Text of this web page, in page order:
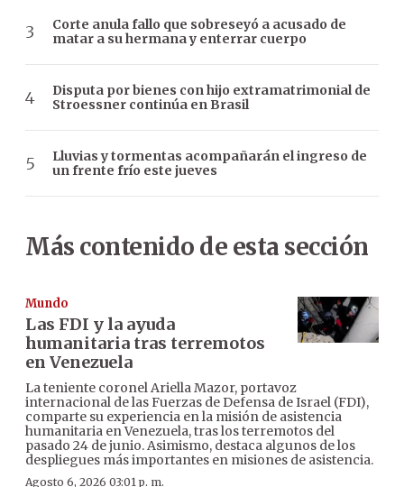
Corte anula fallo que sobreseyó a acusado de
matar a su hermana y enterrar cuerpo
Disputa por bienes con hijo extramatrimonial de
Stroessner continúa en Brasil
Lluvias y tormentas acompañarán el ingreso de
un frente frío este jueves
Más contenido de esta sección
Mundo
Las FDI y la ayuda
humanitaria tras terremotos
en Venezuela
La teniente coronel Ariella Mazor, portavoz
internacional de las Fuerzas de Defensa de Israel (FDI),
comparte su experiencia en la misión de asistencia
humanitaria en Venezuela, tras los terremotos del
pasado 24 de junio. Asimismo, destaca algunos de los
despliegues más importantes en misiones de asistencia.
Agosto 6, 2026 03:01 p. m.